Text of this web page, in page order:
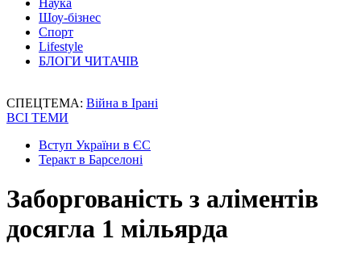
Наука
Шоу-бізнес
Спорт
Lifestyle
БЛОГИ ЧИТАЧІВ
СПЕЦТЕМА: Війна в Ірані
ВСІ ТЕМИ
Вступ України в ЄС
Теракт в Барселоні
Заборгованість з аліментів
досягла 1 мільярда